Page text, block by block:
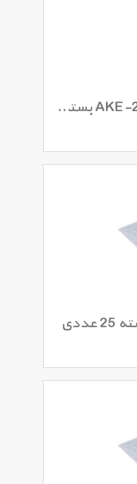
بست کمربندی آک ای مدل AKE-292 بسته 100 عددی